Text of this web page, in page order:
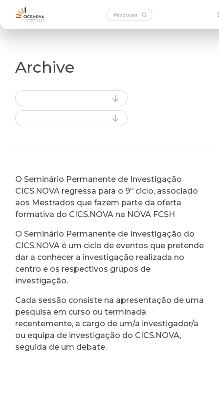
Archive
O Seminário Permanente de Investigação
CICS.NOVA regressa para o 9º ciclo, associado
aos Mestrados que fazem parte da oferta
formativa do CICS.NOVA na NOVA FCSH
O Seminário Permanente de Investigação do
CICS.NOVA é um ciclo de eventos que pretende
dar a conhecer a investigação realizada no
centro e os respectivos grupos de
investigação.
Cada sessão consiste na apresentação de uma
pesquisa em curso ou terminada
recentemente, a cargo de um/a investigador/a
ou equipa de investigação do CICS.NOVA,
seguida de um debate.